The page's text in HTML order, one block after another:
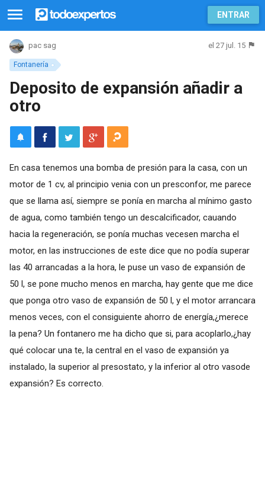
ENTRAR
Fontanería
pac sag el 27 jul. 15
Deposito de expansión añadir a
otro
En casa tenemos una bomba de presión para la casa, con un
motor de 1 cv, al principio venia con un presconfor, me parece
que se llama así, siempre se ponía en marcha al mínimo gasto
de agua, como también tengo un descalcificador, cauando
hacia la regeneración, se ponía muchas vecesen marcha el
motor, en las instrucciones de este dice que no podía superar
las 40 arrancadas a la hora, le puse un vaso de expansión de
50 l, se pone mucho menos en marcha, hay gente que me dice
que ponga otro vaso de expansión de 50 l, y el motor arrancara
menos veces, con el consiguiente ahorro de energía,¿merece
la pena? Un fontanero me ha dicho que si, para acoplarlo,¿hay
qué colocar una te, la central en el vaso de expansión ya
instalado, la superior al presostato, y la inferior al otro vasode
expansión? Es correcto.